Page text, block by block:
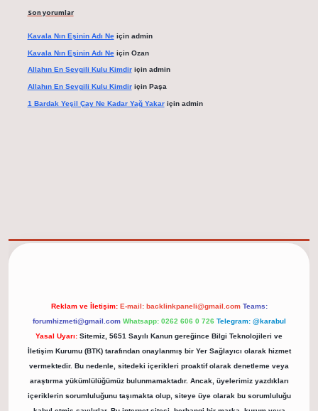
Son yorumlar
Kavala Nın Eşinin Adı Neiçin admin
Kavala Nın Eşinin Adı Neiçin Ozan
Allahın En Sevgili Kulu Kimdiriçin admin
Allahın En Sevgili Kulu Kimdiriçin Paşa
1 Bardak Yeşil Çay Ne Kadar Yağ Yakariçin admin
Reklam ve İletişim: E-mail: backlinkpaneli@gmail.com Teams:
forumhizmeti@gmail.com Whatsapp: 0262 606 0 726 Telegram: @karabul
Yasal Uyarı: Sitemiz, 5651 Sayılı Kanun gereğince Bilgi Teknolojileri ve
İletişim Kurumu (BTK) tarafından onaylanmış bir Yer Sağlayıcı olarak hizmet
vermektedir. Bu nedenle, sitedeki içerikleri proaktif olarak denetleme veya
araştırma yükümlülüğümüz bulunmamaktadır. Ancak, üyelerimiz yazdıkları
içeriklerin sorumluluğunu taşımakta olup, siteye üye olarak bu sorumluluğu